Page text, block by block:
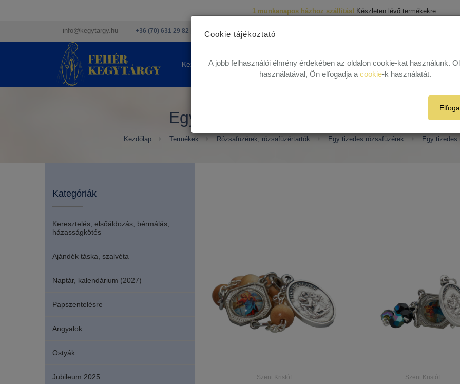
1 munkanapos házhoz szállítás! Készleten lévő termékekre.
1 munkanapos házhoz szállítás!
info@kegytargy.hu +36 (70) 631 29 82 | +36 ( 1 ) 201 29 82
Kezdőlap Termékek Rólunk Híreink Kapcsolat Plébániák
Egy tizedes rózsafüzérek Szent Kristóf
Kezdőlap Termékek Rózsafüzérek, rózsafüzértartók Egy tizedes rózsafüzérek Egy tizedes
Szent Kristóf Szent Kristóf
Kategóriák
Keresztelés, elsőáldozás, bérmálás,
házasságkötés
Ajándék táska, szalvéta
Naptár, kalendárium (2027)
Papszentelésre
Angyalok
Ostyák
Jubileum 2025
Cookie tájékoztató
A jobb felhasználói élmény érdekében az oldalon cookie-kat használunk.
használatával, Ön elfogadja a cookie-k használatát.